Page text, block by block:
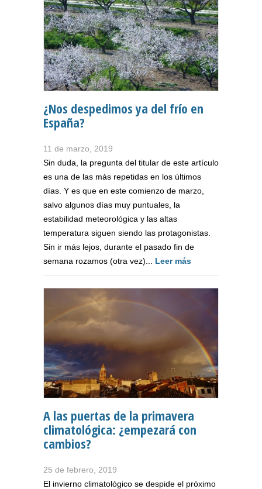
¿Nos despedimos ya del frío en
España?
11 de marzo, 2019
Sin duda, la pregunta del titular de este artículo
es una de las más repetidas en los últimos
días. Y es que en este comienzo de marzo,
salvo algunos días muy puntuales, la
estabilidad meteorológica y las altas
temperatura siguen siendo las protagonistas.
Sin ir más lejos, durante el pasado fin de
semana rozamos (otra vez)... Leer más
A las puertas de la primavera
climatológica: ¿empezará con
cambios?
25 de febrero, 2019
El invierno climatológico se despide el próximo